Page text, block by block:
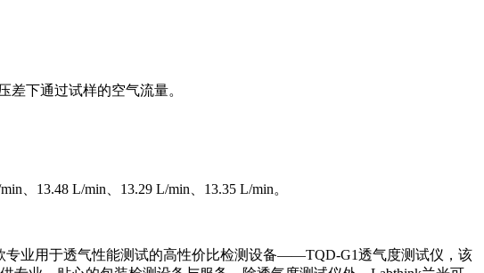
下通过试样的空气流量。
、13.48 L/min、13.29 L/min、13.35 L/min。
业用于透气性能测试的高性价比检测设备——TQD-G1透气度测试仪，该